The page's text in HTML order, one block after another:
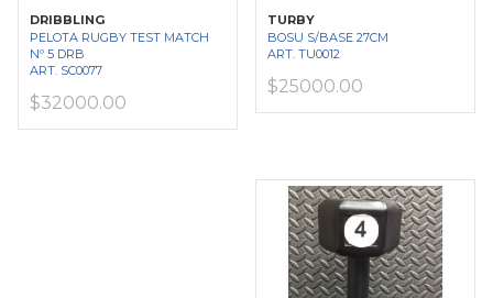
DRIBBLING
PELOTA RUGBY TEST MATCH
Nº 5 DRB
ART. SC0077
$32000.00
TURBY
BOSU S/BASE 27CM
ART. TU0012
$25000.00